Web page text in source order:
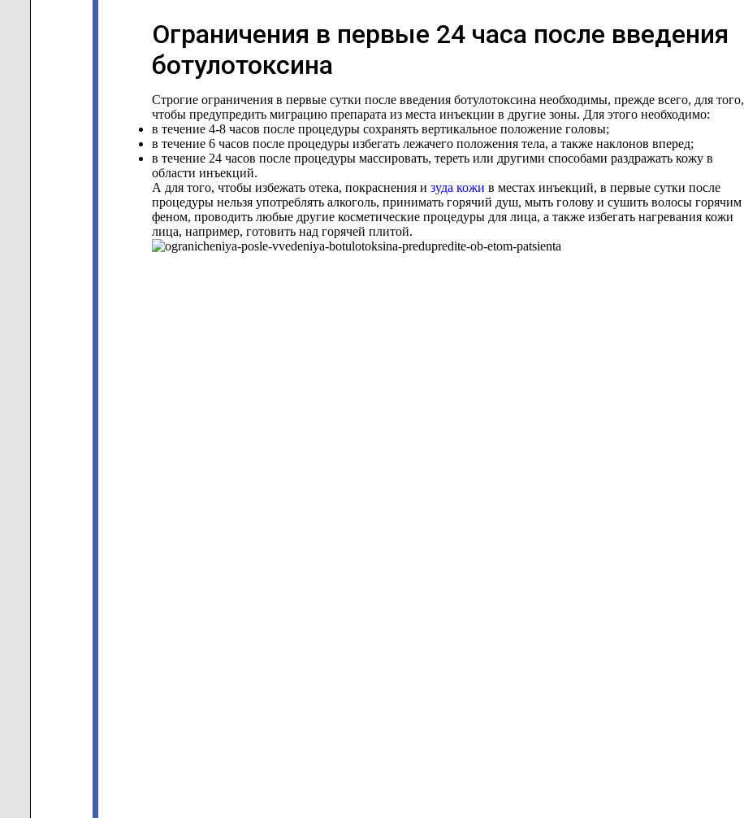
Ограничения в первые 24 часа после введения
ботулотоксина
Строгие ограничения в первые сутки после введения ботулотоксина необходимы, прежде всего, для того,
чтобы предупредить миграцию препарата из места инъекции в другие зоны. Для этого необходимо:
в течение 4-8 часов после процедуры сохранять вертикальное положение головы;
в течение 6 часов после процедуры избегать лежачего положения тела, а также наклонов вперед;
в течение 24 часов после процедуры массировать, тереть или другими способами раздражать кожу в
области инъекций.
А для того, чтобы избежать отека, покраснения и зуда кожи в местах инъекций, в первые сутки после
процедуры нельзя употреблять алкоголь, принимать горячий душ, мыть голову и сушить волосы горячим
феном, проводить любые другие косметические процедуры для лица, а также избегать нагревания кожи
лица, например, готовить над горячей плитой.